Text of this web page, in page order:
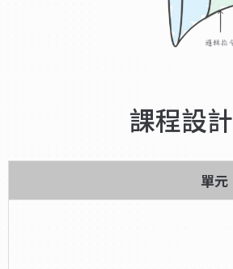
課程設計
單元